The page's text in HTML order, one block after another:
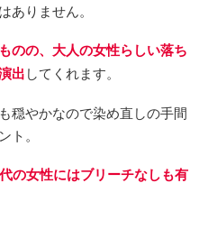
ありません。
のの、大人の女性らしい落ち
出してくれます。
穏やかなので染め直しの手間
ト。
の女性にはブリーチなしも有